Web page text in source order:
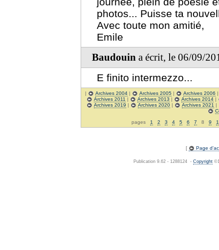
photos... Puisse ta
Avec toute mon amitié,
Emile
Baudouin a écrit, le 06/09/
E finito intermezzo...
| Archives 2004| Archives 2005| Archives 2006
Archives 2011 | Archives 2013 | Archives 2014 |
Archives 2019 | Archives 2020| Archives 2021 |
pages 1 2 3 4 5 6 7 8 9
[ Page
Publication 9.62 - 1288124 - Copyright